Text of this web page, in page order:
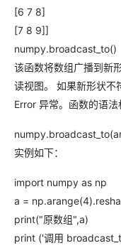
[6 7 8]
[7 8 9]]
numpy.broadcast_to()
该函数将数组广播到新
读视图。 如果新形状不
Error 异常。函数的语法
实例如下：
import numpy as np
a =
print("原数组",a)
print ('调用